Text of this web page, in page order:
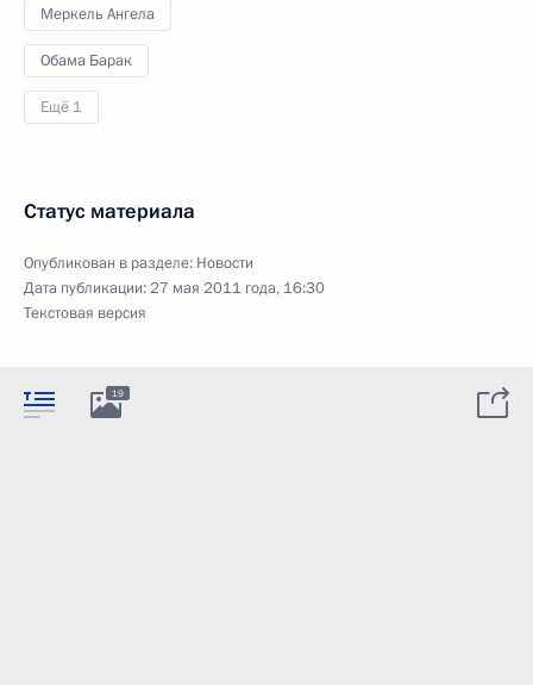
Меркель Ангела
Обама Барак
Ещё 1
Статус материала
Опубликован в разделе: Новости
Дата публикации:27 мая 2011 года, 16:30
Текстовая версия
19